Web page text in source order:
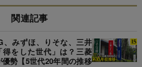
関連記事
、みずほ、りそな、三井
をした世代」は？三菱
勢【5世代20年間の推移